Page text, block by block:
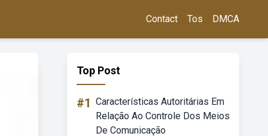
Contact Tos DMCA
Top Post
#1 Características Autoritárias Em
Relação Ao Controle Dos Meios
De Comunicação